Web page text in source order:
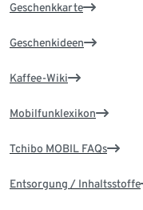
Geschenkkarte
Geschenkideen
Kaffee-Wiki
Mobilfunklexikon
Tchibo MOBIL FAQs
Entsorgung / Inhaltsstoffe